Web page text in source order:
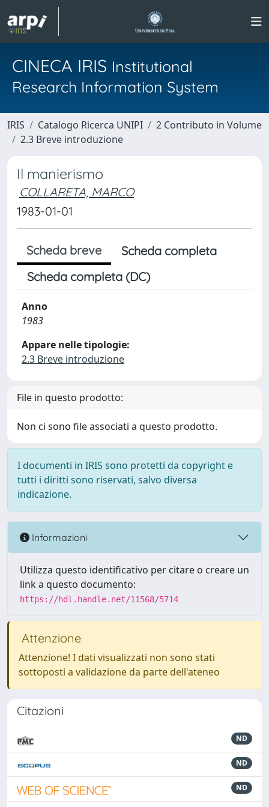
CINECA IRIS Institutional
Research Information System
IRIS Catalogo Ricerca UNIPI
2 Contributo in Volume
2.3 Breve introduzione
Il manierismo
COLLARETA, MARCO
1983-01-01
Scheda breve
Scheda completa
Scheda completa (DC)
Anno
1983
Appare nelle tipologie:
2.3 Breve introduzione
File in questo prodotto:
Non ci sono file associati a questo prodotto.
I documenti in IRIS sono protetti da copyright e
tutti i diritti sono riservati, salvo diversa
indicazione.
Informazioni
Utilizza questo identificativo per citare o creare un
link a questo documento:
https://hdl.handle.net/11568/5714
Attenzione
Attenzione! I dati visualizzati non sono stati
sottoposti a validazione da parte dell'ateneo
Citazioni
ND
ND
ND